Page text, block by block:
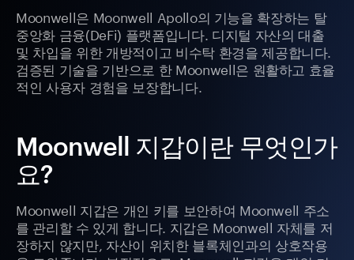
Moonwell은 Moonwell Apollo의 기능을 확장하는 탈
중앙화 금융(DeFi) 플랫폼입니다. 디지털 자산의 대출
및 차입을 위한 개방적이고 비수탁 환경을 제공합니다.
검증된 기술을 기반으로 한 Moonwell은 원활하고 효율
적인 사용자 경험을 보장합니다.
Moonwell 지갑이란 무엇인가
요?
Moonwell 지갑은 개인 키를 보안하여 Moonwell 주소
를 관리할 수 있게 합니다. 지갑은 Moonwell 자체를 저
장하지 않지만, 자산이 위치한 블록체인과의 상호작용